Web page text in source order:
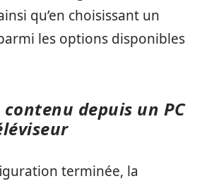
qu’en choisissant un
les options disponibles
depuis un PC
terminée, la